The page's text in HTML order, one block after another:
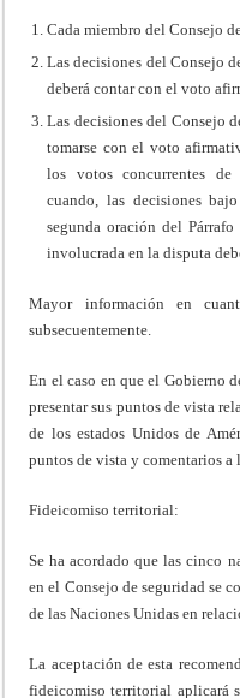
Cada miembro del Consejo
Las decisiones del Consejo
deberá contar con el voto
Las decisiones del Consejo
tomarse con el voto
los votos concurrentes de
cuando, las decisiones
segunda oración del
involucrada en la disputa
Mayor información en
subsecuentemente.
En el caso en que el Gobierno
presentar sus puntos de vista
de los estados Unidos de
puntos de vista y comentarios a
Fideicomiso territorial:
Se ha acordado que las cinco
en el Consejo de seguridad se
de las Naciones Unidas en
La aceptación de esta
fideicomiso territorial aplicará